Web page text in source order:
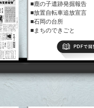
■鹿の子遺跡発掘報告
■放置自転車追放宣言
■石岡の台所
■まちのできごと
■ふるさと散歩道